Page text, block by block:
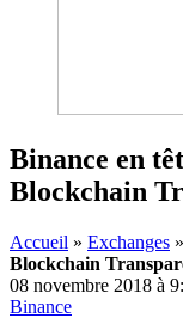
Binance en
Blockchain
Accueil » Exchanges »
Blockchain
08 novembre 2018 à
Binance